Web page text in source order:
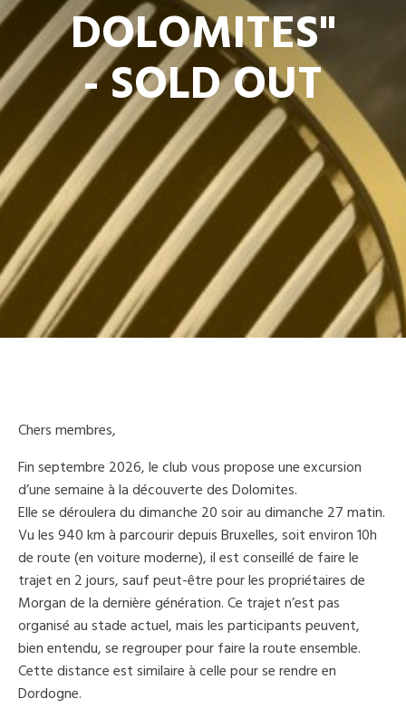
DOLOMITES"
- SOLD OUT
Chers membres,
Fin septembre 2026, le club vous propose une excursion
d’une semaine à la découverte des Dolomites.
Elle se déroulera du dimanche 20 soir au dimanche 27 matin.
Vu les 940 km à parcourir depuis Bruxelles, soit environ 10h
de route (en voiture moderne), il est conseillé de faire le
trajet en 2 jours, sauf peut-être pour les propriétaires de
Morgan de la dernière génération. Ce trajet n’est pas
organisé au stade actuel, mais les participants peuvent,
bien entendu, se regrouper pour faire la route ensemble.
Cette distance est similaire à celle pour se rendre en
Dordogne.